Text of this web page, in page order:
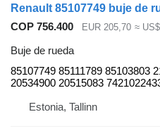
COP 756.400 EUR 205,70 ≈
Buje de rueda
85107749 85111789 85103803
20534900 20515083
Estonia, Tallinn